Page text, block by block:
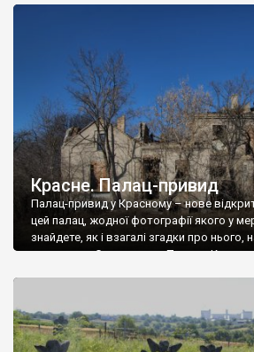
Красне. Палац-привид
Палац-привид у Красному – нове
цей палац, жодної фотографії якого у
знайдете, як і взагалі згадки про нього,
мешканець Самгородка. Палац у